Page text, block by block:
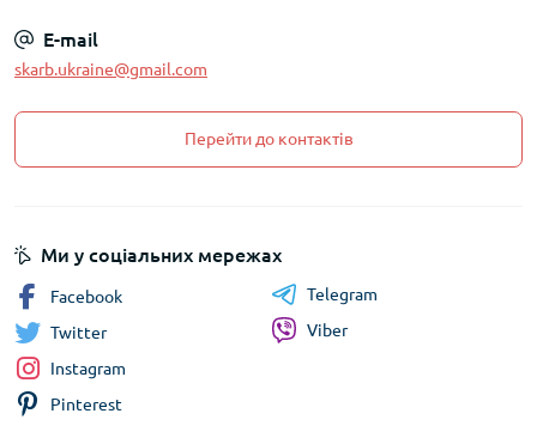
E-mail
skarb.ukraine@gmail.com
Перейти до контактів
Ми у соціальних мережах
Facebook
Twitter
Instagram
Pinterest
Telegram
Viber